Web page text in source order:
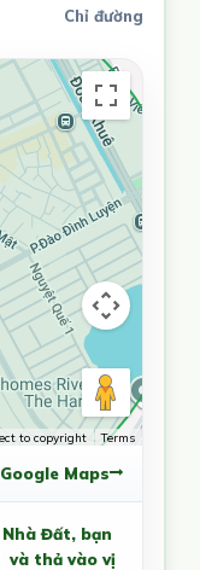
Chỉ đường
to copyright Terms
Maps
Đất, bạn
và thả vào vị